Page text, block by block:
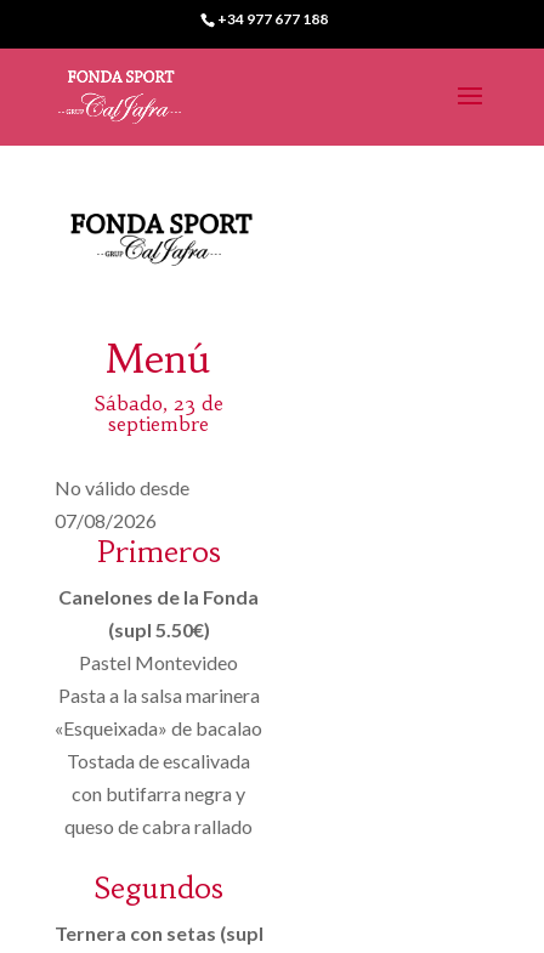
+34 977 677 188
Menú
Sábado, 23 de
septiembre
No válido desde
07/08/2026
Primeros
Canelones de la Fonda
(supl 5.50€)
Pastel Montevideo
Pasta a la salsa marinera
«Esqueixada» de bacalao
Tostada de escalivada
con butifarra negra y
queso de cabra rallado
Segundos
Ternera con setas (supl